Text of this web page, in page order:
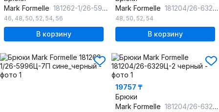
Mark Formelle 181262-1/26-5997Б-7П черный
46, 48, 50, 52, 54, 56
В корзину
Mark Formelle 181204/26-6329Ц-2 неви
48, 50, 52, 54
В корзину
19757 ₸
Брюки
Mark Formelle 181204/26-6329Ц-2 черный